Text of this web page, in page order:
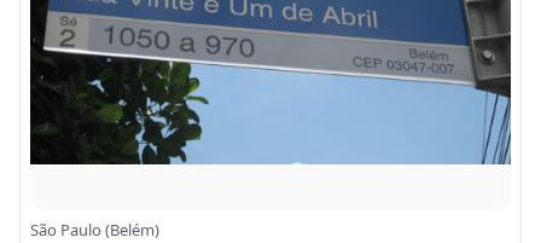
São Paulo (Belém)